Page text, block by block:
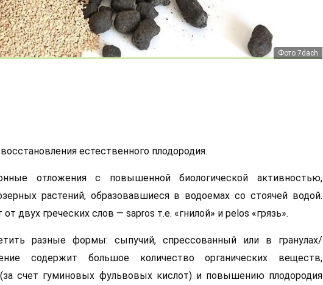
Фото supersadovnik
Фото 7dach
естественного плодородия.
отложения с повышенной биологической активностью,
растений, образовавшиеся в водоемах со стоячей водой.
двух греческих слов — sapros т.е. «гнилой» и pelos «грязь».
разные формы: сыпучий, спрессованный или в гранулах/
содержит большое количество органических веществ,
счет гуминовых фульвовых кислот) и повышению плодородия